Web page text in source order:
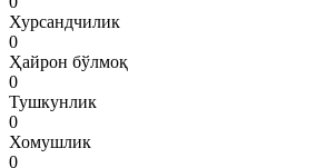
Хурсандчилик
0
Ҳайрон бўлмоқ
0
Тушкунлик
0
Хомушлик
0